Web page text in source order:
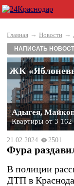
Главная → Новости →
НАПИСАТЬ
ЖК
Адыгея,
Квартиры от 3 162
21.02.2024 2501
Фура
В полиции
ДТП в